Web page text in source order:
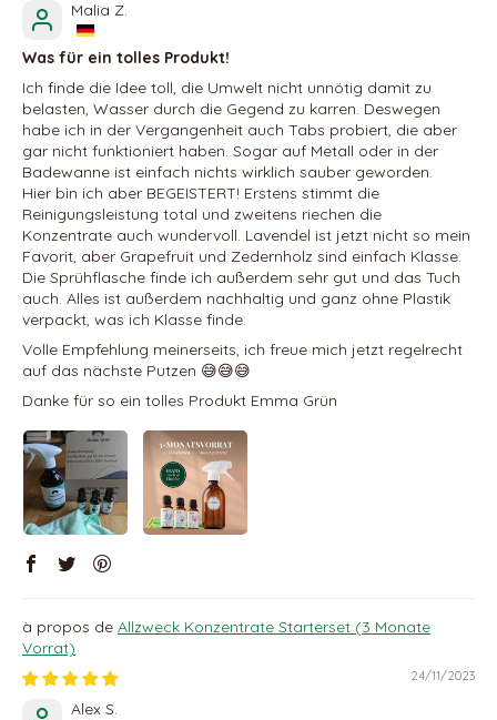
Malia Z.
Was für ein tolles Produkt!
Ich finde die Idee toll, die Umwelt nicht unnötig damit zu
belasten, Wasser durch die Gegend zu karren. Deswegen
habe ich in der Vergangenheit auch Tabs probiert, die aber
gar nicht funktioniert haben. Sogar auf Metall oder in der
Badewanne ist einfach nichts wirklich sauber geworden.
Hier bin ich aber BEGEISTERT! Erstens stimmt die
Reinigungsleistung total und zweitens riechen die
Konzentrate auch wundervoll. Lavendel ist jetzt nicht so mein
Favorit, aber Grapefruit und Zedernholz sind einfach Klasse.
Die Sprühflasche finde ich außerdem sehr gut und das Tuch
auch. Alles ist außerdem nachhaltig und ganz ohne Plastik
verpackt, was ich Klasse finde.
Volle Empfehlung meinerseits, ich freue mich jetzt regelrecht
auf das nächste Putzen 😅😅😅
Danke für so ein tolles Produkt Emma Grün
Allzweck Konzentrate Starterset (3 Monate
Vorrat)
24/11/2023
Alex S.